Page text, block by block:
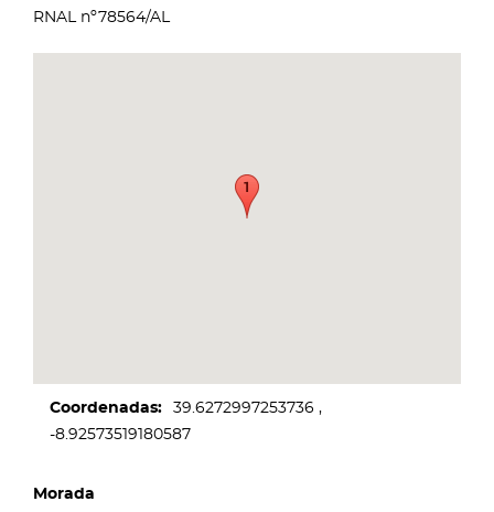
RNAL nº78564/AL
Coordenadas
39.6272997253736
-8.92573519180587
Morada